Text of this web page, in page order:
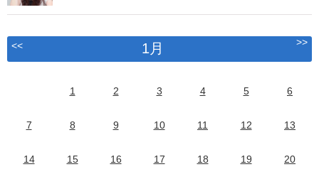
<< 1月 >>
1 2 3 4 5 6
7 8 9 10 11 12 13
14 15 16 17 18 19 20